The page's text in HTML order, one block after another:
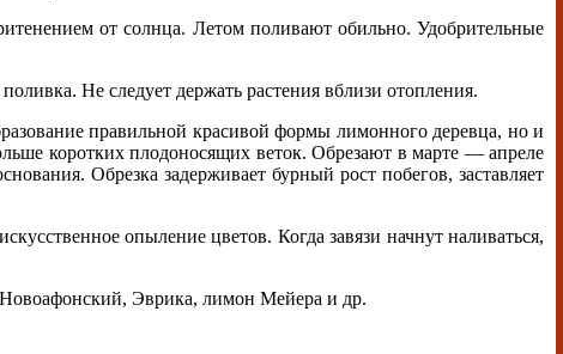
от солнца. Летом поливают обильно. Удобрительные
Не следует держать растения вблизи отопления.
правильной красивой формы лимонного деревца, но и
коротких плодоносящих веток. Обрезают в марте — апреле
Обрезка задерживает бурный рост побегов, заставляет
опыление цветов. Когда завязи начнут наливаться,
Эврика, лимон Мейера и др.